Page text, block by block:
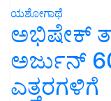
ಯಶೋಗಾಥೆ
ಅಭಿಷೇಕ್
ಅರ್ಜುನ್
ಎತ್ತರಗಳಿಗೆ